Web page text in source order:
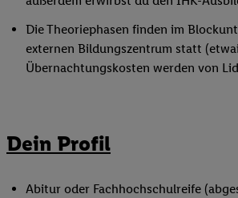
Die Theoriephasen finden im
externen Bildungszentrum statt
Übernachtungskosten werden von
Dein Profil
Abitur oder Fachhochschulreife